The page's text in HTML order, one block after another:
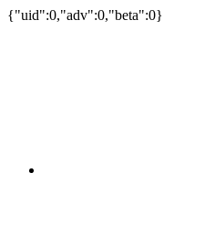
{"uid":0,"adv":0,"beta":0}